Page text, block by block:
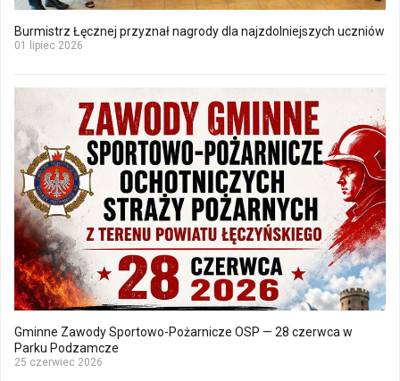
Burmistrz Łęcznej przyznał nagrody dla najzdolniejszych uczniów
01 lipiec 2026
Gminne Zawody Sportowo-Pożarnicze OSP — 28 czerwca w
Parku Podzamcze
25 czerwiec 2026